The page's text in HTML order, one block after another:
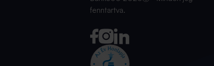
fenntartva.